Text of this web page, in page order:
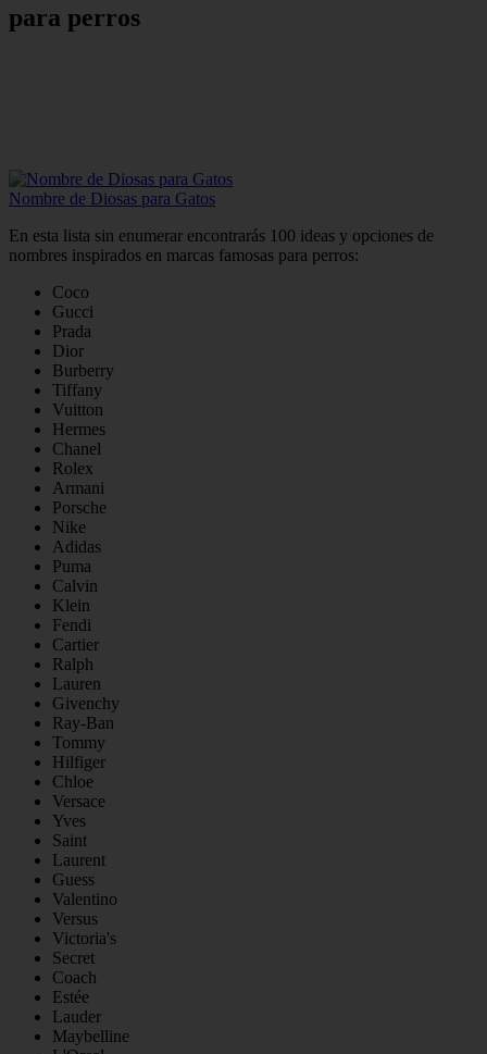
para perros
Nombre de Diosas para Gatos
En esta lista sin enumerar encontrarás 100 ideas y opciones de
nombres inspirados en marcas famosas para perros:
Coco
Gucci
Prada
Dior
Burberry
Tiffany
Vuitton
Hermes
Chanel
Rolex
Armani
Porsche
Nike
Adidas
Puma
Calvin
Klein
Fendi
Cartier
Ralph
Lauren
Givenchy
Ray-Ban
Tommy
Hilfiger
Chloe
Versace
Yves
Saint
Laurent
Guess
Valentino
Versus
Victoria's
Secret
Coach
Estée
Lauder
Maybelline